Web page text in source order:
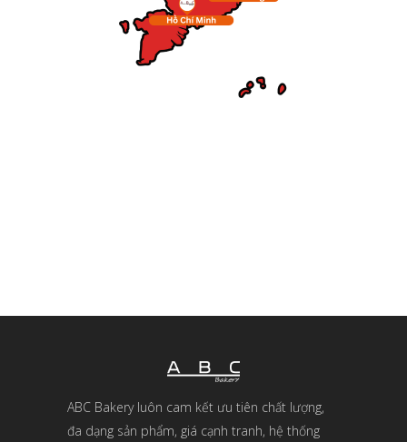
ABC Bakery luôn cam kết ưu tiên chất lượng,
đa dạng sản phẩm, giá cạnh tranh, hệ thống